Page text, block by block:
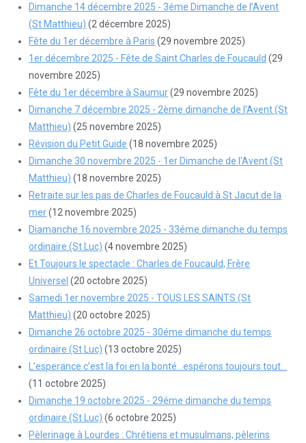
Dimanche 14 décembre 2025 - 3éme Dimanche de l’Avent
(St Matthieu) (2 décembre 2025)
Fête du 1er décembre à Paris (29 novembre 2025)
1er décembre 2025 - Fête de Saint Charles de Foucauld (29
novembre 2025)
Fête du 1er décembre à Saumur (29 novembre 2025)
Dimanche 7 décembre 2025 - 2ème dimanche de l'Avent (St
Matthieu) (25 novembre 2025)
Révision du Petit Guide (18 novembre 2025)
Dimanche 30 novembre 2025 - 1er Dimanche de l'Avent (St
Matthieu) (18 novembre 2025)
Retraite sur les pas de Charles de Foucauld à St Jacut de la
mer (12 novembre 2025)
Diamanche 16 novembre 2025 - 33éme dimanche du temps
ordinaire (St Luc) (4 novembre 2025)
Et Toujours le spectacle : Charles de Foucauld, Frère
Universel (20 octobre 2025)
Samedi 1er novembre 2025 - TOUS LES SAINTS (St
Matthieu) (20 octobre 2025)
Dimanche 26 octobre 2025 - 30éme dimanche du temps
ordinaire (St Luc) (13 octobre 2025)
L’esperance c’est la foi en la bonté…espérons toujours tout…
(11 octobre 2025)
Dimanche 19 octobre 2025 - 29éme dimanche du temps
ordinaire (St Luc) (6 octobre 2025)
Pèlerinage à Lourdes : Chrétiens et musulmans, pèlerins